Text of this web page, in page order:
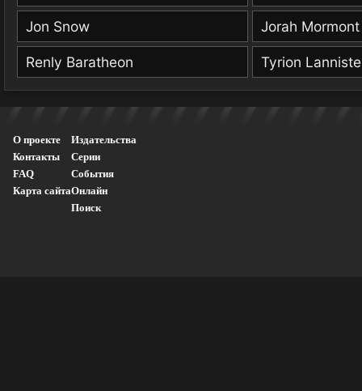
Jon Snow Jorah Mormont
Renly Baratheon Tyrion
О проекте
Контакты
FAQ
Карта сайта
Издательства
Серии
События
Онлайн
Поиск